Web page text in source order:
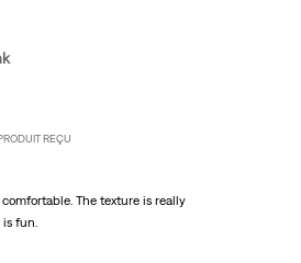
REÇU
The texture is really
fun.